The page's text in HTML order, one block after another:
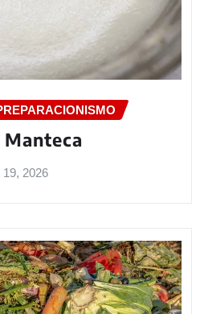
19, 2026